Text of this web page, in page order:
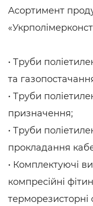
Асортимент
• Труби
та
• Труби
призначення;
• Труби
прокладання
• Комплектуючі
компресійні
терморезисторні